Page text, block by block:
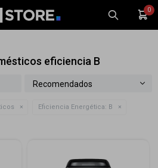
0
eficiencia B
Recomendados
Eficiencia Energética: B